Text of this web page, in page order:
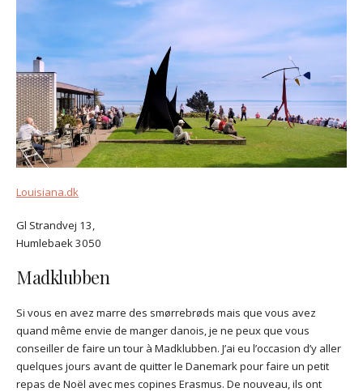
Louisiana.dk
Gl Strandvej 13,
Humlebaek 3050
Madklubben
Si vous en avez marre des smørrebrøds mais que vous avez
quand même envie de manger danois, je ne peux que vous
conseiller de faire un tour à Madklubben. J’ai eu l’occasion d’y aller
quelques jours avant de quitter le Danemark pour faire un petit
repas de Noël avec mes copines Erasmus. De nouveau, ils ont